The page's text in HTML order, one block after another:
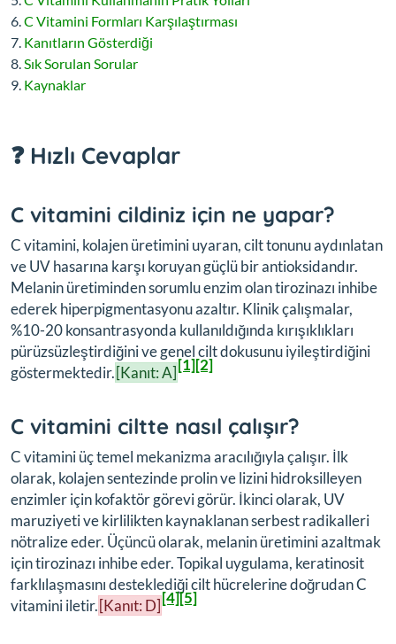
C Vitamini Formları Karşılaştırması
Kanıtların Gösterdiği
Sık Sorulan Sorular
Kaynaklar
❓ Hızlı Cevaplar
C vitamini cildiniz için ne yapar?
C vitamini, kolajen üretimini uyaran, cilt tonunu aydınlatan
ve UV hasarına karşı koruyan güçlü bir antioksidandır.
Melanin üretiminden sorumlu enzim olan tirozinazı inhibe
ederek hiperpigmentasyonu azaltır. Klinik çalışmalar,
%10-20 konsantrasyonda kullanıldığında kırışıklıkları
pürüzsüzleştirdiğini ve genel cilt dokusunu iyileştirdiğini
göstermektedir.[Kanıt: A][1][2]
C vitamini ciltte nasıl çalışır?
C vitamini üç temel mekanizma aracılığıyla çalışır. İlk
olarak, kolajen sentezinde prolin ve lizini hidroksilleyen
enzimler için kofaktör görevi görür. İkinci olarak, UV
maruziyeti ve kirlilikten kaynaklanan serbest radikalleri
nötralize eder. Üçüncü olarak, melanin üretimini azaltmak
için tirozinazı inhibe eder. Topikal uygulama, keratinosit
farklılaşmasını desteklediği cilt hücrelerine doğrudan C
vitamini iletir.[Kanıt: D][4][5]